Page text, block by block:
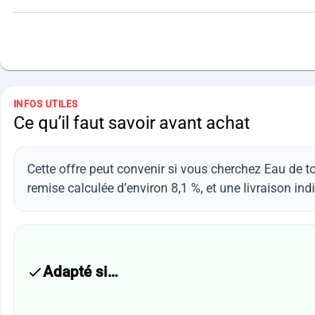
INFOS UTILES
Ce qu’il faut savoir avant achat
Cette offre peut convenir si vous cherchez Eau de
remise calculée d’environ 8,1 %, et une livraison
Adapté si…